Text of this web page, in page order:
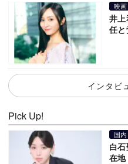
映画
井
任
インタビ
Pick Up!
国
白
在地